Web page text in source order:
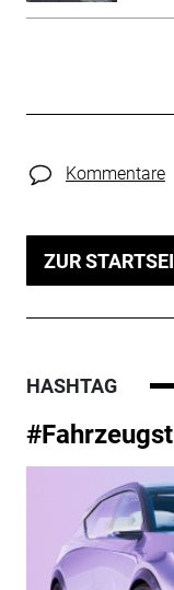
Kommentare
ZUR
HASHTAG